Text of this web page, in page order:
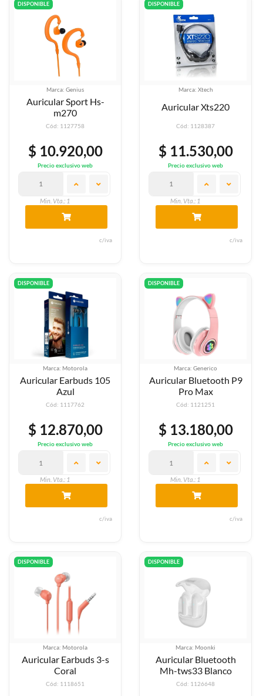
DISPONIBLE
Marca: Genius
Auricular Sport Hs-
m270
Cód: 1127758
$ 10.920,00
Precio exclusivo web
Min. Vta.: 1
c/iva
DISPONIBLE
Marca: Xtech
Auricular Xts220
Cód: 1128387
$ 11.530,00
Precio exclusivo web
Min. Vta.: 1
c/iva
DISPONIBLE
Marca: Motorola
Auricular Earbuds 105
Azul
Cód: 1117762
$ 12.870,00
Precio exclusivo web
Min. Vta.: 1
c/iva
DISPONIBLE
Marca: Generico
Auricular Bluetooth P9
Pro Max
Cód: 1121251
$ 13.180,00
Precio exclusivo web
Min. Vta.: 1
c/iva
DISPONIBLE
Marca: Motorola
Auricular Earbuds 3-s
Coral
Cód: 1118651
DISPONIBLE
Marca: Moonki
Auricular Bluetooth
Mh-tws33 Blanco
Cód: 1126648